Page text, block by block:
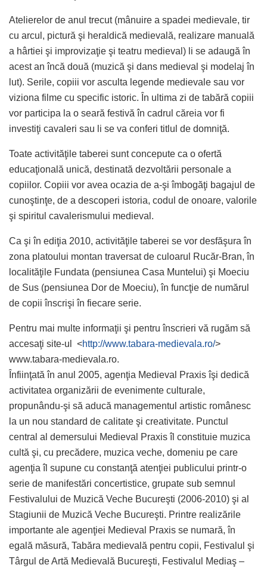
Atelierelor de anul trecut (mânuire a spadei medievale, tir
cu arcul, pictură şi heraldică medievală, realizare manuală
a hârtiei şi improvizaţie şi teatru medieval) li se adaugă în
acest an încă două (muzică şi dans medieval şi modelaj în
lut). Serile, copiii vor asculta legende medievale sau vor
viziona filme cu specific istoric. În ultima zi de tabără copiii
vor participa la o seară festivă în cadrul căreia vor fi
investiţi cavaleri sau li se va conferi titlul de domniţă.
Toate activităţile taberei sunt concepute ca o ofertă
educaţională unică, destinată dezvoltării personale a
copiilor. Copiii vor avea ocazia de a-şi îmbogăţi bagajul de
cunoştinţe, de a descoperi istoria, codul de onoare, valorile
şi spiritul cavalerismului medieval.
Ca şi în ediţia 2010, activităţile taberei se vor desfăşura în
zona platoului montan traversat de culoarul Rucăr-Bran, în
localităţile Fundata (pensiunea Casa Muntelui) şi Moeciu
de Sus (pensiunea Dor de Moeciu), în funcţie de numărul
de copii înscrişi în fiecare serie.
Pentru mai multe informaţii şi pentru înscrieri vă rugăm să
accesaţi site-ul <http://www.tabara-medievala.ro/>
www.tabara-medievala.ro.
Înfiinţată în anul 2005, agenţia Medieval Praxis îşi dedică
activitatea organizării de evenimente culturale,
propunându-şi să aducă managementul artistic românesc
la un nou standard de calitate şi creativitate. Punctul
central al demersului Medieval Praxis îl constituie muzica
cultă şi, cu precădere, muzica veche, domeniu pe care
agenţia îl supune cu constanţă atenţiei publicului printr-o
serie de manifestări concertistice, grupate sub semnul
Festivalului de Muzică Veche Bucureşti (2006-2010) şi al
Stagiunii de Muzică Veche Bucureşti. Printre realizările
importante ale agenţiei Medieval Praxis se numară, în
egală măsură, Tabăra medievală pentru copii, Festivalul şi
Târgul de Artă Medievală Bucureşti, Festivalul Mediaş –